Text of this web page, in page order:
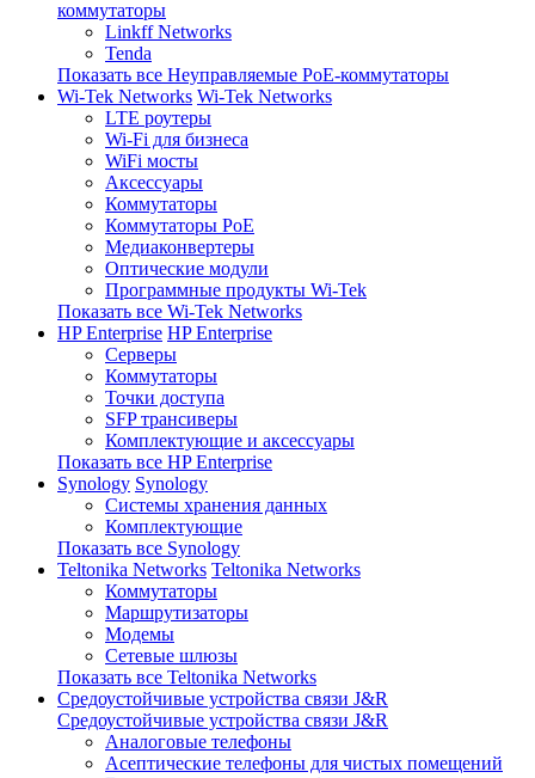
коммутаторы
Linkff Networks
Tenda
Показать все Неуправляемые PoE-коммутаторы
Wi-Tek Networks Wi-Tek Networks
LTE роутеры
Wi-Fi для бизнеса
WiFi мосты
Аксессуары
Коммутаторы
Коммутаторы PoE
Медиаконвертеры
Оптические модули
Программные продукты Wi-Tek
Показать все Wi-Tek Networks
HP Enterprise HP Enterprise
Серверы
Коммутаторы
Точки доступа
SFP трансиверы
Комплектующие и аксессуары
Показать все HP Enterprise
Synology Synology
Системы хранения данных
Комплектующие
Показать все Synology
Teltonika Networks Teltonika Networks
Коммутаторы
Маршрутизаторы
Модемы
Сетевые шлюзы
Показать все Teltonika Networks
Средоустойчивые устройства связи J&R
Средоустойчивые устройства связи J&R
Аналоговые телефоны
Асептические телефоны для чистых помещений